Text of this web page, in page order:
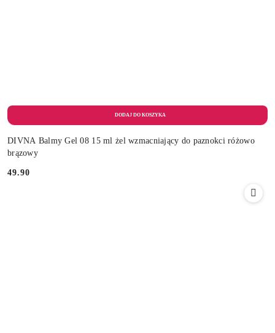
DIVNA Balmy Gel 08 15 ml żel wzmacniający do paznokci różowo
brązowy
Cena:
49.90